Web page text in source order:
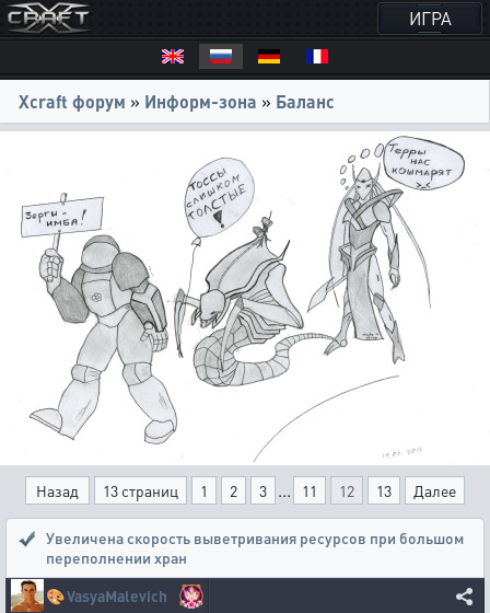
ИГРА
Xcraft форум » Информ-зона » Баланс
Назад 13 страниц 1 2 3 ... 11 12 13 Далее
Увеличена скорость выветривания ресурсов при большом
переполнении хран
🎨VasyaMalevich